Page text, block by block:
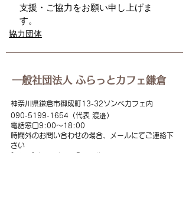
支援・ご協力をお願い申し上げま
す。
協力団体
一般社団法人 ふらっとカフェ鎌倉
神奈川県鎌倉市御成町13-32ソンベカフェ内
090-5199-1654（代表 渡邉）
電話窓口9:00～18:00
時間外のお問い合わせの場合、メールにてご連絡下
さい
flat
cafekamakura@gmail.com